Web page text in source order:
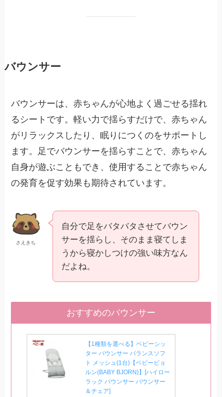
バウンサー
バウンサーは、赤ちゃんが心地よく過ごせる揺れ
るシートです。軽い力で揺らすだけで、赤ちゃん
がリラックスしたり、眠りにつくのをサポートし
ます。足でバウンサーを揺らすことで、赤ちゃん
自身が遊ぶこともでき、使用することで赤ちゃん
の発育を促す効果も期待されています。
さえきち
自分で足をバタバタさせてバウン
サーを揺らし、そのまま寝てしま
うから寝かしつけの強い味方なん
だよね。
おすすめのバウンサー
【1種類を選べる】ベビーシッ
ター バウンサー バランスソフ
ト メッシュ(1台)【ベビービョ
ルン(BABY BJORN)】[ハイロー
ラック バウンサー バウンサー
＆チェア]